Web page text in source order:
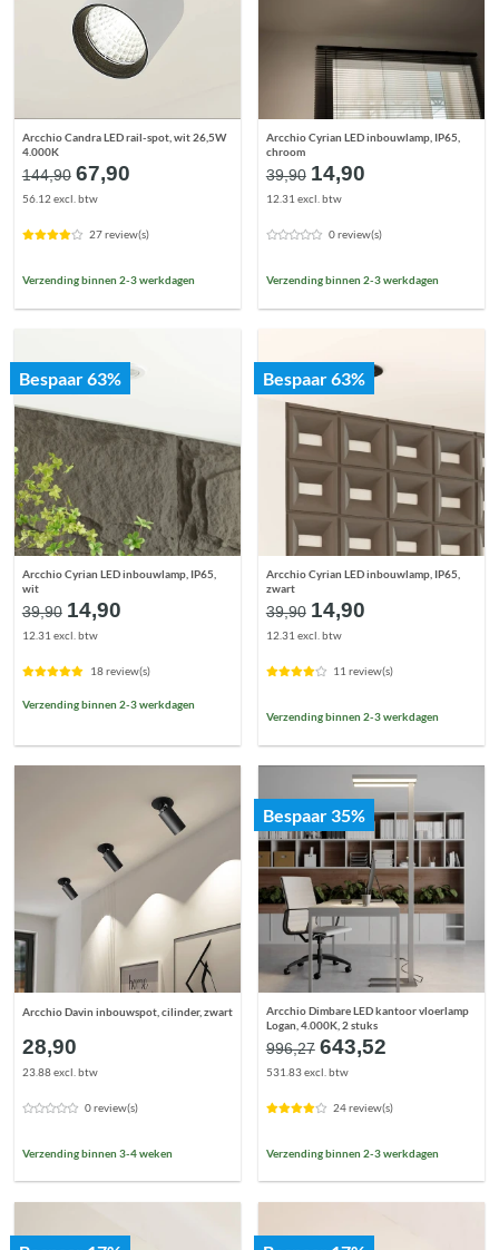
Arcchio Candra LED rail-spot, wit 26,5W
4.000K
144,90 Oorspronkelijke
prijs
€144,90.
67,90Huidige
€67,90.
56.12 excl. btw
27 review(s)
Verzending binnen 2-3 werkdagen
Arcchio Cyrian LED inbouwlamp, IP65,
chroom
39,90 Oorspronkelijke
prijs
€39,90.
14,90Huidige
€14,90.
12.31 excl. btw
0 review(s)
Verzending binnen 2-3 werkdagen
Bespaar 63%
Arcchio Cyrian LED inbouwlamp, IP65,
wit
39,90 Oorspronkelijke
prijs
€39,90.
14,90Huidige
€14,90.
12.31 excl. btw
18 review(s)
Verzending binnen 2-3 werkdagen
Bespaar 63%
Arcchio Cyrian LED inbouwlamp, IP65,
zwart
39,90 Oorspronkelijke
prijs
€39,90.
14,90Huidige
€14,90.
12.31 excl. btw
11 review(s)
Verzending binnen 2-3 werkdagen
Arcchio Davin inbouwspot, cilinder, zwart
28,90
23.88 excl. btw
0 review(s)
Verzending binnen 3-4 weken
Bespaar 35%
Arcchio Dimbare LED kantoor vloerlamp
Logan, 4.000K, 2 stuks
996,27 Oorspronkelijke
prijs
€996,27.
643,52Huidige
€643,52.
531.83 excl. btw
24 review(s)
Verzending binnen 2-3 werkdagen